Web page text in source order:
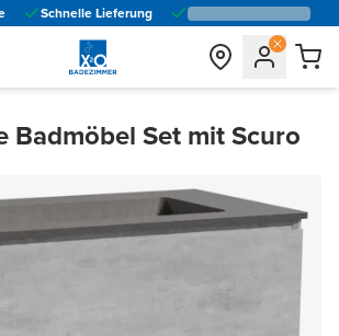
Schnelle Lieferung
Badmöbel Set mit Scuro